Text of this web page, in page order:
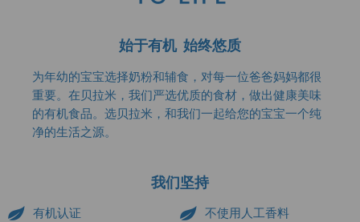
始于有机 始终悠质
为年幼的宝宝选择奶粉和辅食，对每一位爸爸妈妈都很
重要。在贝拉米，我们严选优质的食材，做出健康美味
的有机食品。选贝拉米，和我们一起给您的宝宝一个纯
净的生活之源。
我们坚持
有机认证
不使用人工香料